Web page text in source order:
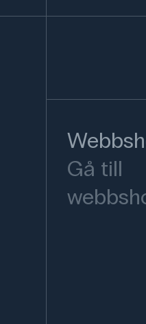
Gå till